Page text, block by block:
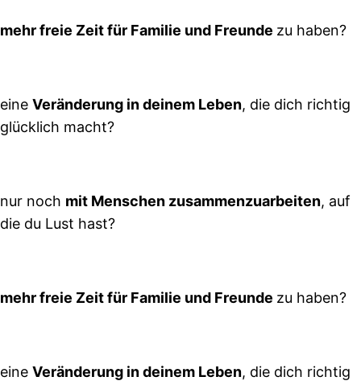
mehr freie Zeit für Familie und Freunde zu haben?
eine Veränderung in deinem Leben, die dich richtig
glücklich macht?
nur noch mit Menschen zusammenzuarbeiten, auf
die du Lust hast?
mehr freie Zeit für Familie und Freunde zu haben?
eine Veränderung in deinem Leben, die dich richtig